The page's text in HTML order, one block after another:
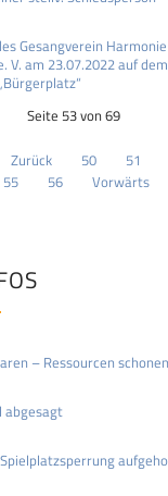
Gesangverein
V. am 23.07.2022 auf
Seite 53 von 69
Zurück 50 51
55 56 Vorwärts
– Ressourcen schonen
abgesagt